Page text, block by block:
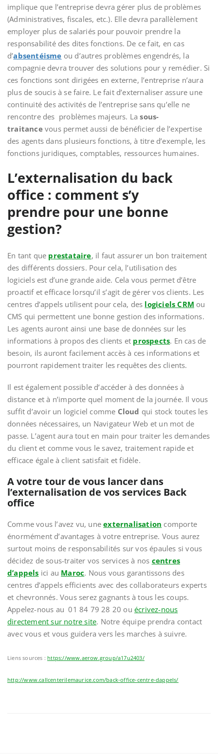
implique que l’entreprise devra gérer plus de problèmes
(Administratives, fiscales, etc.). Elle devra parallèlement
employer plus de salariés pour pouvoir prendre la
responsabilité des dites fonctions. De ce fait, en cas
d’absentéisme ou d’autres problèmes engendrés, la
compagnie devra trouver des solutions pour y remédier. Si
ces fonctions sont dirigées en externe, l’entreprise n’aura
plus de soucis à se faire. Le fait d’externaliser assure une
continuité des activités de l’entreprise sans qu’elle ne
rencontre des problèmes majeurs. Lasous-
traitancevous permet aussi de bénéficier de l’expertise
des agents dans plusieurs fonctions, à titre d’exemple, les
fonctions juridiques, comptables, ressources humaines.
L’externalisation du back
office : comment s’y
prendre pour une bonne
gestion?
En tant que prestataire, il faut assurer un bon traitement
des différents dossiers. Pour cela, l’utilisation des
logiciels est d’une grande aide. Cela vous permet d’être
proactif et efficace lorsqu’il s’agit de gérer vos clients. Les
centres d’appels utilisent pour cela, des logiciels CRM ou
CMS qui permettent une bonne gestion des informations.
Les agents auront ainsi une base de données sur les
informations à propos des clients et prospects. En cas de
besoin, ils auront facilement accès à ces informations et
pourront rapidement traiter les requêtes des clients.
Il est également possible d’accéder à des données à
distance et à n’importe quel moment de la journée. Il vous
suffit d’avoir un logiciel comme Cloud qui stock toutes les
données nécessaires, un Navigateur Web et un mot de
passe. L’agent aura tout en main pour traiter les demandes
du client et comme vous le savez, traitement rapide et
efficace égale à client satisfait et fidèle.
A votre tour de vous lancer dans
l’externalisation de vos services Back
office
Comme vous l’avez vu, uneexternalisation comporte
énormément d’avantages à votre entreprise. Vous aurez
surtout moins de responsabilités sur vos épaules si vous
décidez de sous-traiter vos services à nos centres
d’appels ici au Maroc. Nous vous garantissons des
centres d’appels efficients avec des collaborateurs experts
et chevronnés. Vous serez gagnants à tous les coups.
Appelez-nous au 01 84 79 28 20 ou écrivez-nous
directement sur notre site. Notre équipe prendra contact
avec vous et vous guidera vers les marches à suivre.
Liens sources : https://www.aerow.group/a17u2403/
http://www.callcenterilemaurice.com/back-office-centre-dappels/